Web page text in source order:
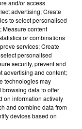
dans le
and/or access
advertising; Create
to select personalised
Measure content
or combinations
services; Create
personalised
security, prevent and
advertising and content;
technologies may
data to offer
on information actively
and combine data from
devices based on